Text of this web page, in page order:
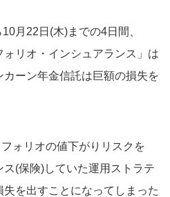
月22日(木)までの4日間、
ォリオ・インシュアランス」は
ーン年金信託は巨額の損失を
ォリオの値下がりリスクを
ス(保険)していた運用ストラテ
を出すことになってしまった